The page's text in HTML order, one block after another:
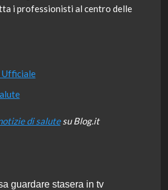
i professionisti al centro delle
Ufficiale
di salutesu Blog.it
guardare stasera in tv